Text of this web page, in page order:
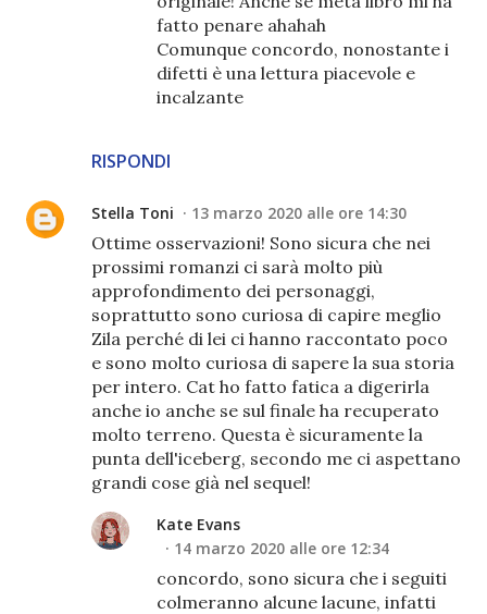
RISPONDI
fatto penare ahahah
Comunque concordo, nonostante i
difetti è una lettura piacevole e
incalzante
Stella Toni 13 marzo 2020 alle ore 14:30
Ottime osservazioni! Sono sicura che nei
prossimi romanzi ci sarà molto più
approfondimento dei personaggi,
soprattutto sono curiosa di capire meglio
Zila perché di lei ci hanno raccontato poco
e sono molto curiosa di sapere la sua storia
per intero. Cat ho fatto fatica a digerirla
anche io anche se sul finale ha recuperato
molto terreno. Questa è sicuramente la
punta dell'iceberg, secondo me ci aspettano
grandi cose già nel sequel!
Kate Evans
14 marzo 2020 alle ore 12:34
concordo, sono sicura che i seguiti
colmeranno alcune lacune, infatti